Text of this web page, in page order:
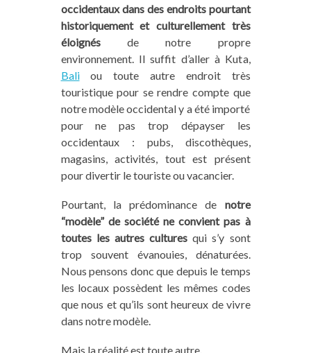
occidentaux dans des endroits pourtant
historiquement et culturellement très
éloignésde notre propre
environnement. Il suffit d’aller à Kuta,
Baliou toute autre endroit très
touristique pour se rendre compte que
notre modèle occidental y a été importé
pour ne pas trop dépayser les
occidentaux : pubs, discothèques,
magasins, activités, tout est présent
pour divertir le touriste ou vacancier.
Pourtant, la prédominance de notre
“modèle” de société ne convient pas à
toutes les autres cultures qui s’y sont
trop souvent évanouies, dénaturées.
Nous pensons donc que depuis le temps
les locaux possèdent les mêmes codes
que nous et qu’ils sont heureux de vivre
dans notre modèle.
Mais la réalité est toute autre.